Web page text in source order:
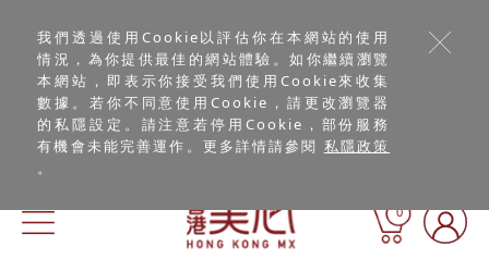
我們透過使用Cookie以評估你在本網站的使用
情況，為你提供最佳的網站體驗。如你繼續瀏覽
本網站，即表示你接受我們使用Cookie來收集
數據。若你不同意使用Cookie，請更改瀏覽器
的私隱設定。請注意若停用Cookie，部份服務
有機會未能完善運作。更多詳情請參閱 私隱政策
。
0